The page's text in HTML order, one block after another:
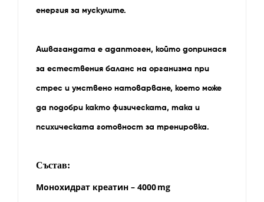
енергия за мускулите.
Ашвагандата е адаптоген, който допринася
за естествения баланс на организма при
стрес и умствено натоварване, което може
да подобри както физическата, така и
психическата готовност за тренировка.
Състав:
Монохидрат креатин – 4000 mg